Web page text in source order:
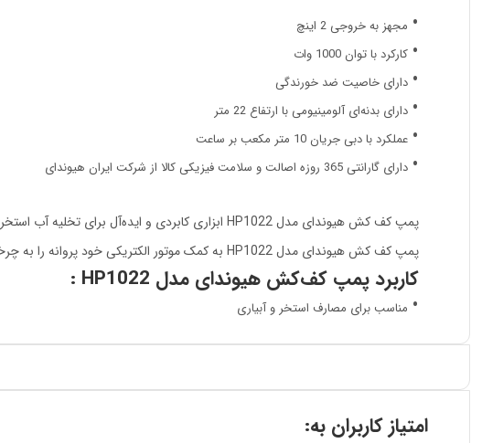
مجهز به خروجی 2 اینچ
کارکرد با توان 1000 وات
دارای خاصیت ضد خورندگی
دارای بدنه‌ای آلومینیومی با ارتفاع 22 متر
عملکرد با دبی جریان 10 متر مکعب بر ساعت
دارای گارانتی 365 روزه اصالت و سلامت فیزیکی کالا از شرکت ایران هیوندای
پمپ کف کش هیوندای مدل HP1022 ابزاری کابردی و ایده‌آل برای تخلیه آب استخر و آبیاری است.
پمپ کف کش هیوندای مدل HP1022 به کمک موتور الکتریکی خود پروانه را به چرخش درمی‌آورد. با ورود آب به داخل پمپ آب را به حرکت درآورد‌ه و انرژی جنبشی آن سبب تخلیه آب می‌شود.
کاربرد پمپ کف‌کش هیوندای مدل HP1022 :
مناسب برای مصارف استخر و آبیاری
امتیاز کاربران به: